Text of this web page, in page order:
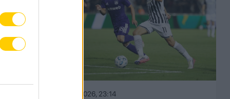
06.08.2026, 23:14